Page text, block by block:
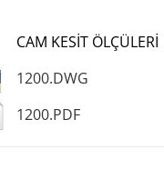
CAM KESİT ÖLÇÜLERİ
1200.DWG
1200.PDF